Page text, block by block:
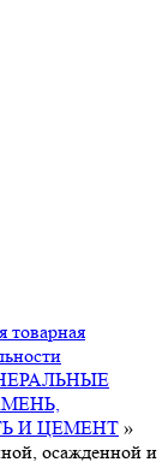
И ЦЕМЕНТ »
осажденной и